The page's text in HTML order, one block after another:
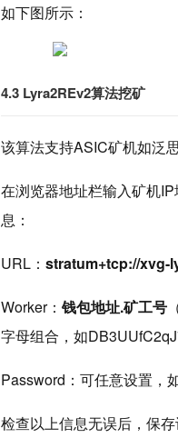
如下图所示：
4.3 Lyra2REv2算法挖矿
该算法支持ASIC矿机如泛思
在浏览器地址栏输入矿机
息：
URL： stratum+tcp://xvg-
Worker： 钱包地址.矿工号
字母组合，如
Password：可任意设置，
检查以上信息无误后，保